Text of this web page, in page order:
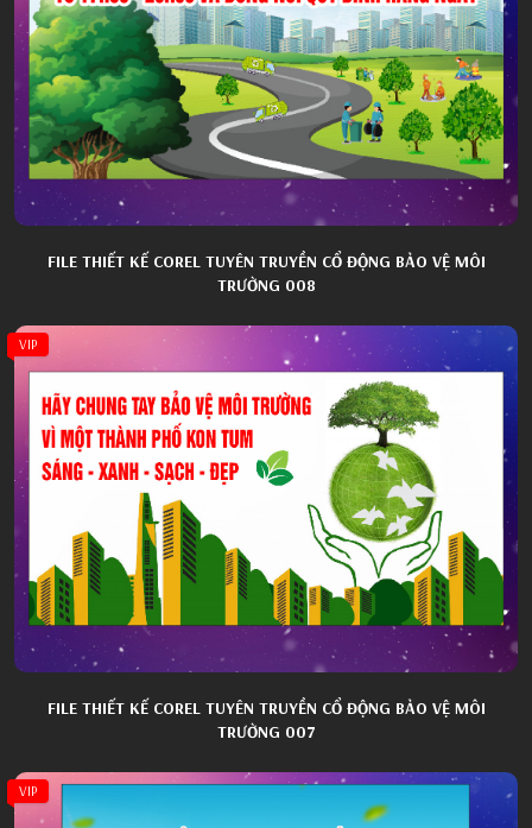
FILE THIẾT KẾ COREL TUYÊN TRUYỀN CỔ ĐỘNG BẢO VỆ MÔI
TRƯỜNG 008
VIP
FILE THIẾT KẾ COREL TUYÊN TRUYỀN CỔ ĐỘNG BẢO VỆ MÔI
TRƯỜNG 007
VIP